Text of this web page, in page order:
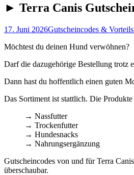
► Terra Canis
17. Juni 2026Gutscheincodes &
Möchtest du deinen Hund verwöhnen?
Darf die dazugehörige Bestellung trotz
Dann hast du hoffentlich einen guten
Das Sortiment ist stattlich. Die
→ Nassfutter
→ Trockenfutter
→ Hundesnacks
→ Nahrungsergänzung
Gutscheincodes von und für Terra
überschaubar.